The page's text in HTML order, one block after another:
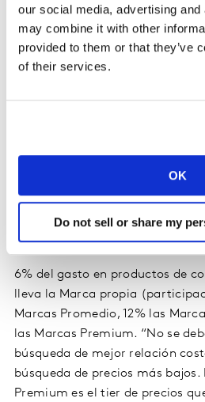
our social media, advertising
may combine it with other
provided to them or that they’ve
of their services.
OK
Do not sell or share my
Marca propia sigue
canales de compra
6% del gasto en productos de
lleva la Marca propia
Marcas Promedio, 12% las
las Marcas Premium. “No se
búsqueda de mejor relación
búsqueda de precios más
Premium es el tier de precios